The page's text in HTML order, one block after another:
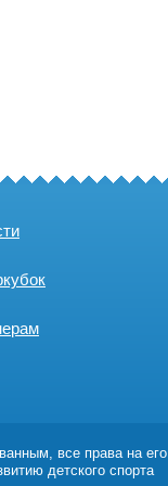
все права на его
детского спорта